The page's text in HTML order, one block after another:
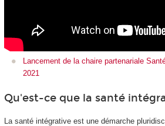
Lancement de la chaire partenariale
2021
Qu'est-ce que la santé
La santé intégrative est une démarche